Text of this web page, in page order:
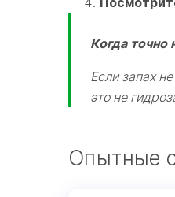
Когда точно
Если запах
это не
Опытные